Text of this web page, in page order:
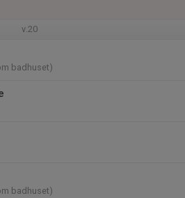
v.20
badhuset)
badhuset)